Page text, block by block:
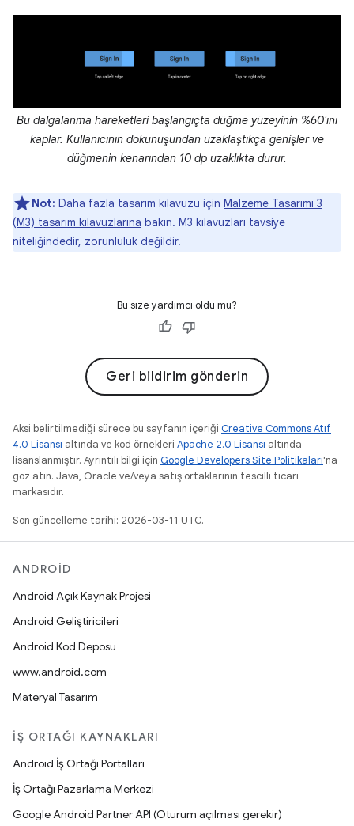
Bu dalgalanma hareketleri başlangıçta düğme yüzeyinin %60'ını
kaplar. Kullanıcının dokunuşundan uzaklaştıkça genişler ve
düğmenin kenarından 10 dp uzaklıkta durur.
Not: Daha fazla tasarım kılavuzu için Malzeme Tasarımı 3
(M3) tasarım kılavuzlarına bakın. M3 kılavuzları tavsiye
niteliğindedir, zorunluluk değildir.
Bu size yardımcı oldu mu?
Geri bildirim gönderin
Aksi belirtilmediği sürece bu sayfanın içeriği Creative Commons Atıf
4.0 Lisansı altında ve kod örnekleri Apache 2.0 Lisansı altında
lisanslanmıştır. Ayrıntılı bilgi için Google Developers Site Politikaları'na
göz atın. Java, Oracle ve/veya satış ortaklarının tescilli ticari
markasıdır.
Son güncelleme tarihi: 2026-03-11 UTC.
ANDROID
Android Açık Kaynak Projesi
Android Geliştiricileri
Android Kod Deposu
www.android.com
Materyal Tasarım
İŞ ORTAĞI KAYNAKLARI
Android İş Ortağı Portalları
İş Ortağı Pazarlama Merkezi
Google Android Partner API (Oturum açılması gerekir)